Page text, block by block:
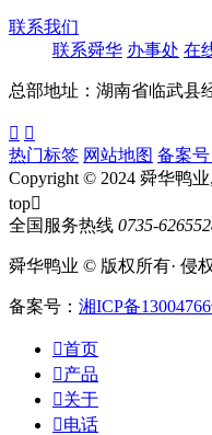
联系我们
联系舜华 办事处 在
总部地址：湖南省临武县
 
热门标签 网站地图 备案号
Copyright © 2024 舜华鸭业
top
全国服务热线 0735-
舜华鸭业 © 版权所有· 侵
备案号： 湘ICP备
首页
产品
关于
电话